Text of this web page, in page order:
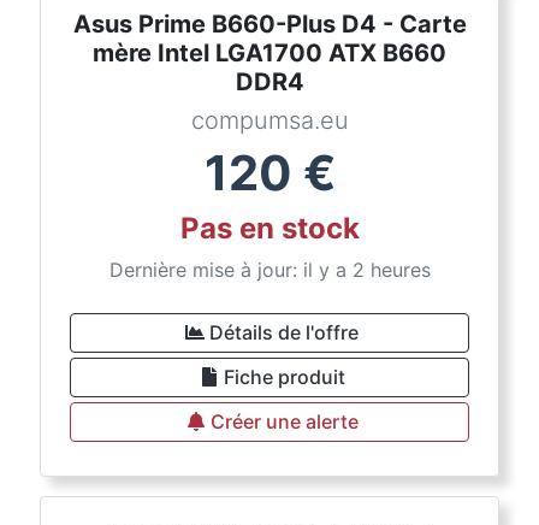
Asus Prime B660-Plus D4 - Carte
mère Intel LGA1700 ATX B660
DDR4
compumsa.eu
120 €
Pas en stock
Dernière mise à jour: il y a 2 heures
Détails de l'offre
Fiche produit
Créer une alerte